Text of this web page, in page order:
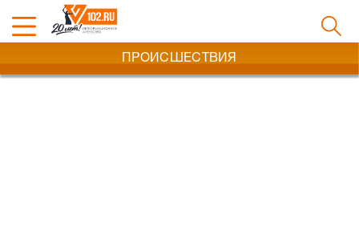
ПРОИСШЕСТВИЯ